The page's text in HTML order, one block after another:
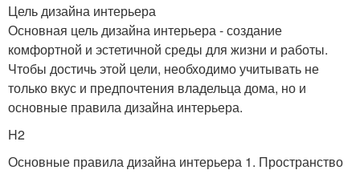
Цель дизайна интерьера
Основная цель дизайна интерьера - создание
комфортной и эстетичной среды для жизни и работы.
Чтобы достичь этой цели, необходимо учитывать не
только вкус и предпочтения владельца дома, но и
основные правила дизайна интерьера.
H2
Основные правила дизайна интерьера 1. Пространство